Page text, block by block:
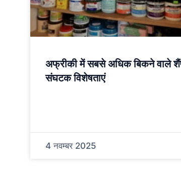
अफ्रीकी में सबसे अधिक बिकने वाले
संघटक विशेषताएं
4 नवम्बर 2025